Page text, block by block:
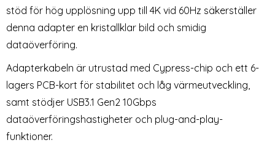
stöd för hög upplösning upp till 4K vid 60Hz säkerställer
denna adapter en kristallklar bild och smidig
dataöverföring.
Adapterkabeln är utrustad med Cypress-chip och ett 6-
lagers PCB-kort för stabilitet och låg värmeutveckling,
samt stödjer USB3.1 Gen2 10Gbps
dataöverföringshastigheter och plug-and-play-
funktioner.